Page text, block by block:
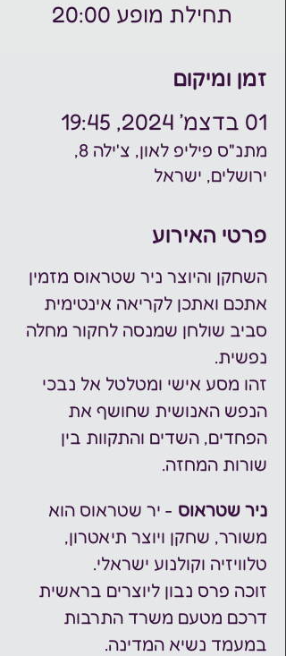
תחילת מופע 20:00
זמן ומיקום
01 בדצמ׳ 2024, 19:45
מתנ"ס פיליפ לאון, צ'ילה 8,
ירושלים, ישראל
פרטי האירוע
השחקן והיוצר ניר שטראוס מזמין
אתכם ואתכן לקריאה אינטימית
סביב שולחן שמנסה לחקור מחלה
נפשית.
זהו מסע אישי ומטלטל אל נבכי
הנפש האנושית שחושף את
הפחדים, השדים והתקוות בין
שורות המחזה.
ניר שטראוס - יר שטראוס הוא
משורר, שחקן ויוצר תיאטרון,
טלוויזיה וקולנוע ישראלי.
זוכה פרס נבון ליוצרים בראשית
דרכם מטעם משרד התרבות
במעמד נשיא המדינה.